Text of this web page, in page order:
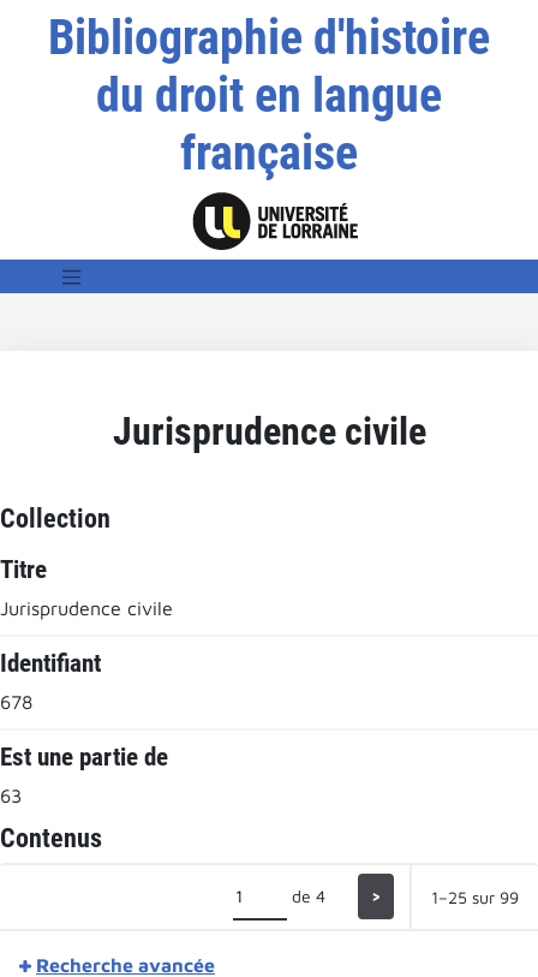
Bibliographie d'histoire
du droit en langue
française
Jurisprudence civile
Collection
Titre
Jurisprudence civile
Identifiant
678
Est une partie de
63
Contenus
de 4 > 1–25 sur 99
Recherche avancée